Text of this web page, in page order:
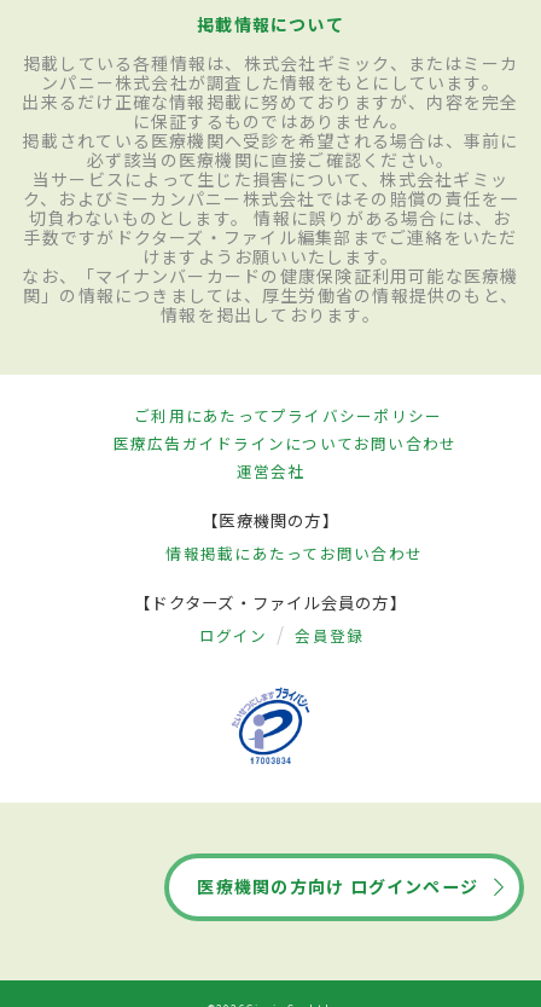
掲載情報について
掲載している各種情報は、株式会社ギミック、またはミーカ
ンパニー株式会社が調査した情報をもとにしています。
出来るだけ正確な情報掲載に努めておりますが、内容を完全
に保証するものではありません。
掲載されている医療機関へ受診を希望される場合は、事前に
必ず該当の医療機関に直接ご確認ください。
当サービスによって生じた損害について、株式会社ギミッ
ク、およびミーカンパニー株式会社ではその賠償の責任を一
切負わないものとします。 情報に誤りがある場合には、お
手数ですがドクターズ・ファイル編集部までご連絡をいただ
けますようお願いいたします。
なお、「マイナンバーカードの健康保険証利用可能な医療機
関」の情報につきましては、厚生労働省の情報提供のもと、
情報を掲出しております。
ご利用にあたってプライバシーポリシー
医療広告ガイドラインについてお問い合わせ
運営会社
【医療機関の方】
情報掲載にあたって お問い合わせ
【ドクターズ・ファイル会員の方】
ログイン 会員登録
医療機関の方向け ログインページ